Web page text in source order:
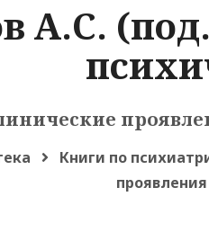
А.С.
Книги по